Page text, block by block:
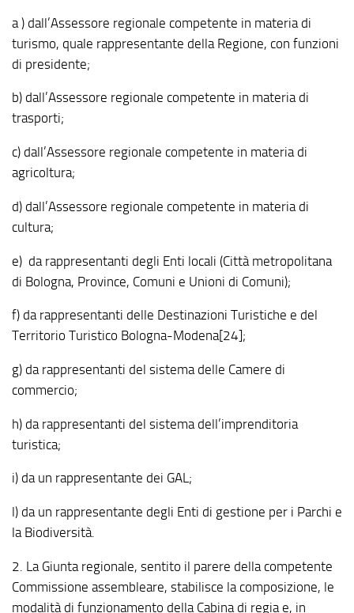
a ) dall’Assessore regionale competente in materia di
turismo, quale rappresentante della Regione, con funzioni
di presidente;
b) dall’Assessore regionale competente in materia di
trasporti;
c) dall’Assessore regionale competente in materia di
agricoltura;
d) dall’Assessore regionale competente in materia di
cultura;
e) da rappresentanti degli Enti locali (Città metropolitana
di Bologna, Province, Comuni e Unioni di Comuni);
f) da rappresentanti delle Destinazioni Turistiche e del
Territorio Turistico Bologna-Modena[24];
g) da rappresentanti del sistema delle Camere di
commercio;
h) da rappresentanti del sistema dell’imprenditoria
turistica;
i) da un rappresentante dei GAL;
l) da un rappresentante degli Enti di gestione per i Parchi e
la Biodiversità.
2. La Giunta regionale, sentito il parere della competente
Commissione assembleare, stabilisce la composizione, le
modalità di funzionamento della Cabina di regia e, in